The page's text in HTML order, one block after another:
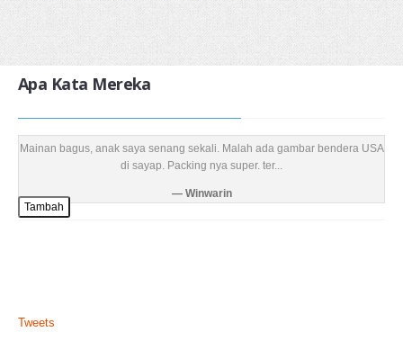
Apa Kata Mereka
Mainan bagus, anak saya senang sekali. Malah ada gambar bendera USA
di sayap. Packing nya super. ter...
Winwarin
Tambah
Tweets